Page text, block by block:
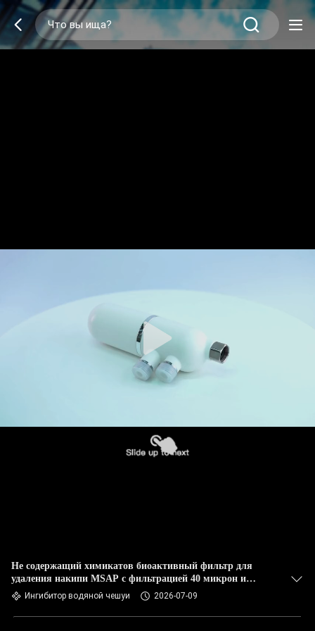
Не содержащий химикатов биоактивный фильтр для
удаления накипи MSAP с фильтрацией 40 микрон и
нержавеющей сталью 316L
Ингибитор водяной чешуи 2026-07-09